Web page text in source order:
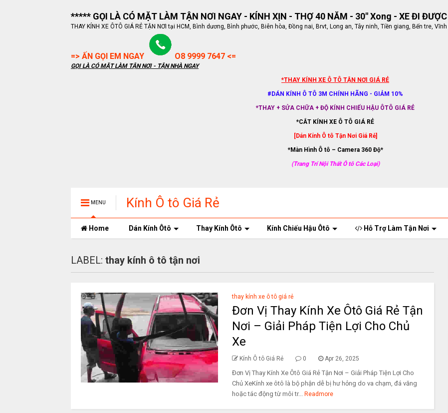
***** GỌI LÀ CÓ MẶT LÀM TẬN NƠI NGAY - KÍNH XỊN - THỢ 40 NĂM - 30" Xong - XE ĐI
THAY KÍNH XE ÔTÔ GIÁ RẺ TẬN NƠI tại HCM, Bình dương, Bình phước, Biên hòa, Đồng nai, Brvt, Long an, Tây ninh, Tiền giang, Bến tre,
=> ẤN GỌI EM NGAY O8 9999 7647 <=
GỌI LÀ CÓ MẶT LÀM TẬN NƠI - TẬN NHÀ NGAY
*THAY KÍNH XE Ô TÔ TẬN NƠI GIÁ RẺ
#DÁN KÍNH Ô TÔ 3M CHÍNH HÃNG - GIẢM 10%
*THAY + SỬA CHỮA + ĐỘ KÍNH CHIẾU HẬU ÔTÔ GIÁ RẺ
*CẮT KÍNH XE Ô TÔ GIÁ RẺ
[Dán Kính Ô tô Tận Nơi Giá Rẻ]
*Màn Hình Ô tô – Camera 360 Độ*
(Trang Trí Nội Thất Ô tô Các Loại)
MENU Kính Ô tô Giá Rẻ
Home Dán Kính Ôtô Thay Kính Ôtô Kính Chiếu Hậu Ôtô Hỗ Trợ Làm Tận Nơi
LABEL: thay kính ô tô tận nơi
thay kính xe ô tô giá rẻ
Đơn Vị Thay Kính Xe Ôtô Giá Rẻ Tận
Nơi – Giải Pháp Tiện Lợi Cho Chủ
Xe
Kính Ô tô Giá Rẻ 0 Apr 26, 2025
Đơn Vị Thay Kính Xe Ôtô Giá Rẻ Tận Nơi – Giải Pháp Tiện Lợi Cho
Chủ XeKính xe ôtô là bộ phận dễ bị hư hỏng do va chạm, đá văng
hoặc tác động từ môi tr... Readmore